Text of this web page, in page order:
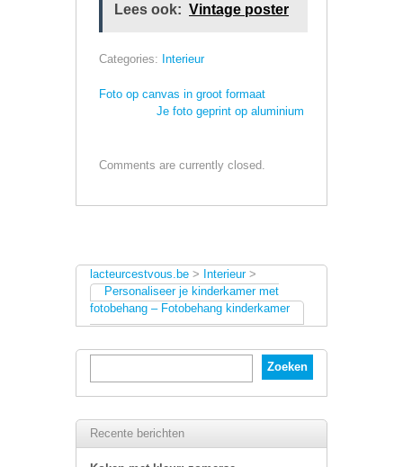
Lees ook: Vintage poster
Categories: Interieur
Foto op canvas in groot formaat
Je foto geprint op aluminium
Comments are currently closed.
lacteurcestvous.be > Interieur>
Personaliseer je kinderkamer met
fotobehang – Fotobehang kinderkamer
Recente berichten